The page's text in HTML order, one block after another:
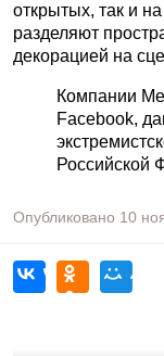
открытых, так и
разделяют
декорацией на
Компании
Facebook,
Российской
Опубликовано 10